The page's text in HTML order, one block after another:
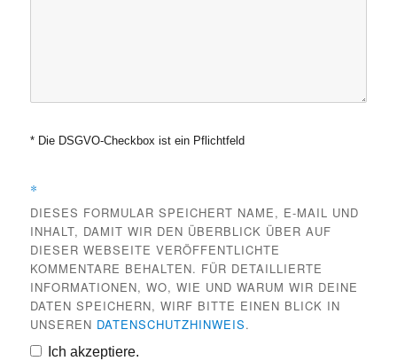
* Die DSGVO-Checkbox ist ein Pflichtfeld
*
DIESES FORMULAR SPEICHERT NAME, E-MAIL UND
INHALT, DAMIT WIR DEN ÜBERBLICK ÜBER AUF
DIESER WEBSEITE VERÖFFENTLICHTE
KOMMENTARE BEHALTEN. FÜR DETAILLIERTE
INFORMATIONEN, WO, WIE UND WARUM WIR DEINE
DATEN SPEICHERN, WIRF BITTE EINEN BLICK IN
UNSEREN DATENSCHUTZHINWEIS.
Ich akzeptiere.